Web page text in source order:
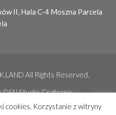
II, Hala C-4 Moszna Parcela
All Rights Reserved.
DSN Studio Graficzne
cookies. Korzystanie z witryny